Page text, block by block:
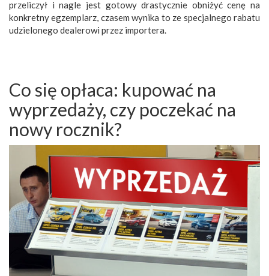
przeliczył i nagle jest gotowy drastycznie obniżyć cenę na
konkretny egzemplarz, czasem wynika to ze specjalnego rabatu
udzielonego dealerowi przez importera.
Co się opłaca: kupować na
wyprzedaży, czy poczekać na
nowy rocznik?